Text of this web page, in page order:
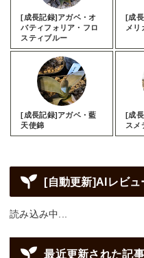
[成長記録]アガベ・オ
バティフォリア・フロ
スティブルー
[成
メリ
[成長記録]アガベ・藍
天使錦
[成
スメ
[自動更新]AIレビュ
読み込み中...
最近更新された記事